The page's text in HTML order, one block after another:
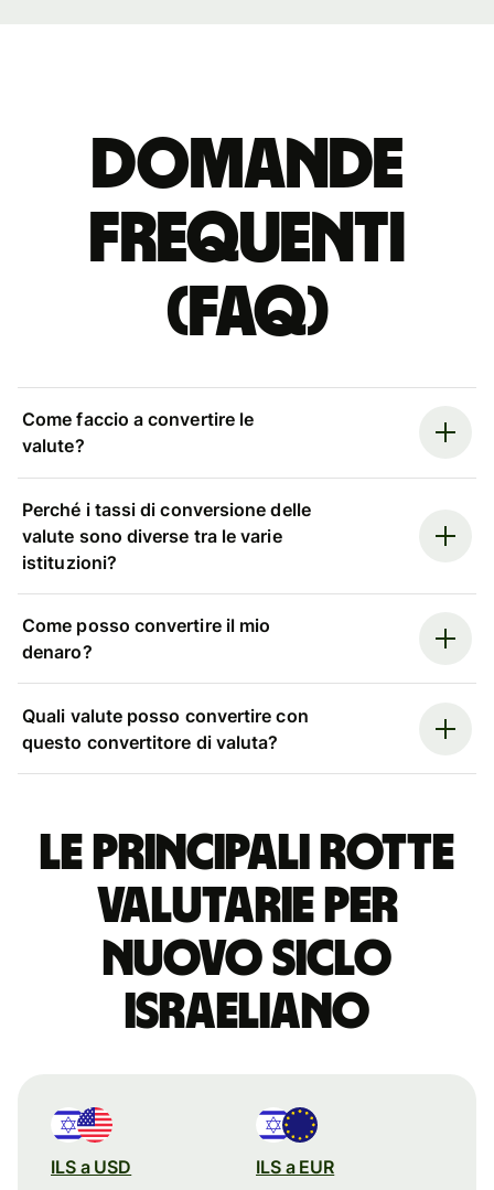
Domande
Frequenti
(FAQ)
Come faccio a convertire le
valute?
Perché i tassi di conversione delle
valute sono diverse tra le varie
istituzioni?
Come posso convertire il mio
denaro?
Quali valute posso convertire con
questo convertitore di valuta?
Le principali rotte
valutarie per
nuovo siclo
israeliano
ILS a USD ILS a EUR